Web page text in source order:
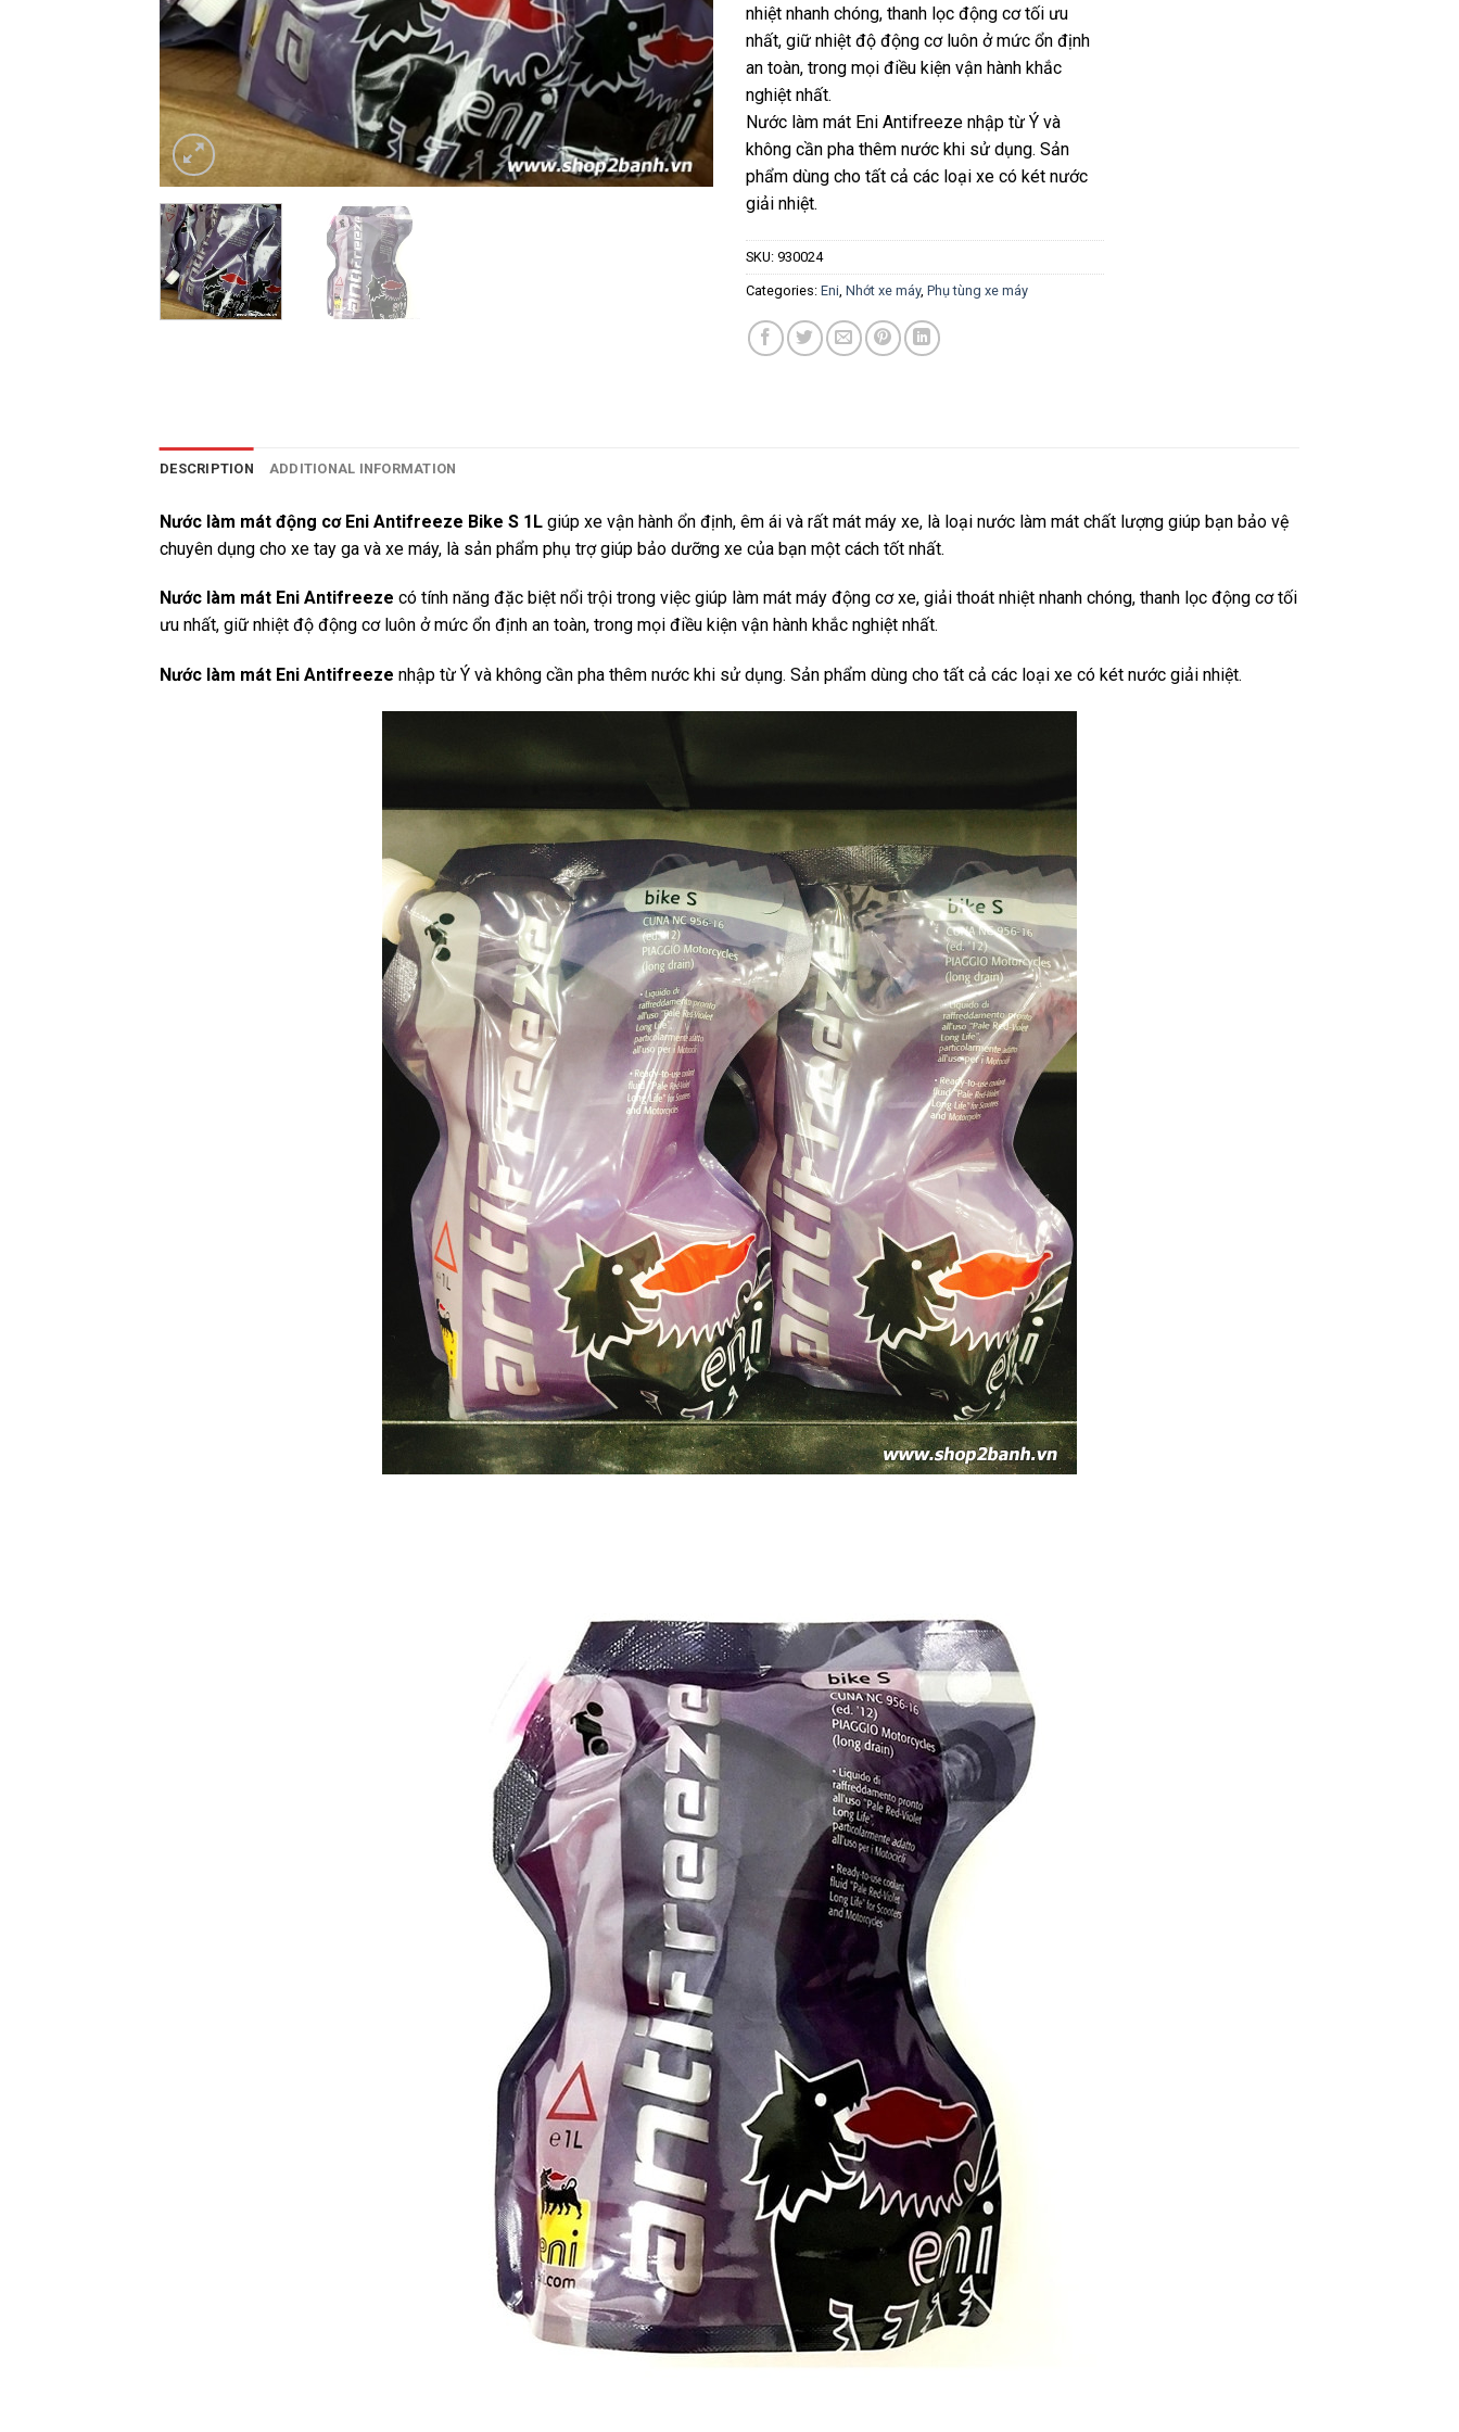
nhiệt nhanh chóng, thanh lọc động cơ tối ưu
nhất, giữ nhiệt độ động cơ luôn ở mức ổn định
an toàn, trong mọi điều kiện vận hành khắc
nghiệt nhất.
Nước làm mát Eni Antifreeze nhập từ Ý và
không cần pha thêm nước khi sử dụng. Sản
phẩm dùng cho tất cả các loại xe có két nước
giải nhiệt.
SKU: 930024
Categories: Eni Nhớt xe máy, Phụ tùng xe máy
DESCRIPTION ADDITIONAL INFORMATION
Nước làm mát động cơ Eni Antifreeze Bike S 1L ​ giúp xe vận hành ổn định, êm ái và rất mát máy xe, là loại nước làm mát chất lượng giúp bạn bảo vệ
chuyên dụng cho xe tay ga và xe máy, là sản phẩm phụ trợ giúp bảo dưỡng xe của bạn một cách tốt nhất.
Nước làm mát Eni Antifreeze có tính năng đặc biệt nổi trội trong việc giúp làm mát máy động cơ xe, giải thoát nhiệt nhanh chóng, thanh lọc động cơ tối
ưu nhất, giữ nhiệt độ động cơ luôn ở mức ổn định an toàn, trong mọi điều kiện vận hành khắc nghiệt nhất.
Nước làm mát Eni Antifreeze nhập từ Ý và không cần pha thêm nước khi sử dụng. Sản phẩm dùng cho tất cả các loại xe có két nước giải nhiệt.